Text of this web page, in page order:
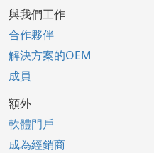
與我們工作
合作夥伴
解決方案的OEM
成員
額外
軟體門戶
成為經銷商